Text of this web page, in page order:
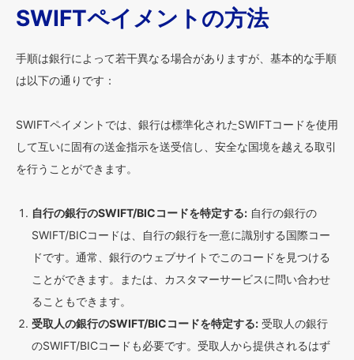
SWIFTペイメントの方法
手順は銀行によって若干異なる場合がありますが、基本的な手順
は以下の通りです：
SWIFTペイメントでは、銀行は標準化されたSWIFTコードを使用
して互いに固有の送金指示を送受信し、安全な国境を越える取引
を行うことができます。
自行の銀行のSWIFT/BICコードを特定する: 自行の銀行の
SWIFT/BICコードは、自行の銀行を一意に識別する国際コー
ドです。通常、銀行のウェブサイトでこのコードを見つける
ことができます。または、カスタマーサービスに問い合わせ
ることもできます。
受取人の銀行のSWIFT/BICコードを特定する: 受取人の銀行
のSWIFT/BICコードも必要です。受取人から提供されるはず